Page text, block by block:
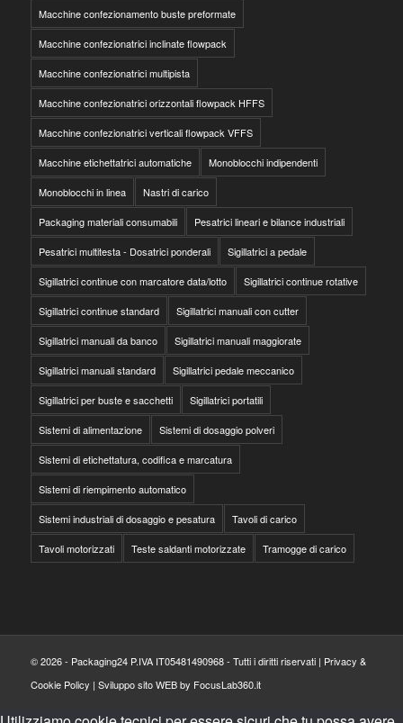
Macchine confezionamento buste preformate
Macchine confezionatrici inclinate flowpack
Macchine confezionatrici multipista
Macchine confezionatrici orizzontali flowpack HFFS
Macchine confezionatrici verticali flowpack VFFS
Macchine etichettatrici automatiche Monoblocchi indipendenti
Monoblocchi in linea Nastri di carico
Packaging materiali consumabili Pesatrici lineari e bilance industriali
Pesatrici multitesta - Dosatrici ponderali Sigillatrici a pedale
Sigillatrici continue con marcatore data/lotto Sigillatrici continue rotative
Sigillatrici continue standard Sigillatrici manuali con cutter
Sigillatrici manuali da banco Sigillatrici manuali maggiorate
Sigillatrici manuali standard Sigillatrici pedale meccanico
Sigillatrici per buste e sacchetti Sigillatrici portatili
Sistemi di alimentazione Sistemi di dosaggio polveri
Sistemi di etichettatura, codifica e marcatura
Sistemi di riempimento automatico
Sistemi industriali di dosaggio e pesatura Tavoli di carico
Tavoli motorizzati Teste saldanti motorizzate Tramogge di carico
© 2026 - Packaging24 P.IVA IT05481490968 - Tutti i diritti riservati | Privacy &
Cookie Policy | Sviluppo sito WEB by FocusLab360.it